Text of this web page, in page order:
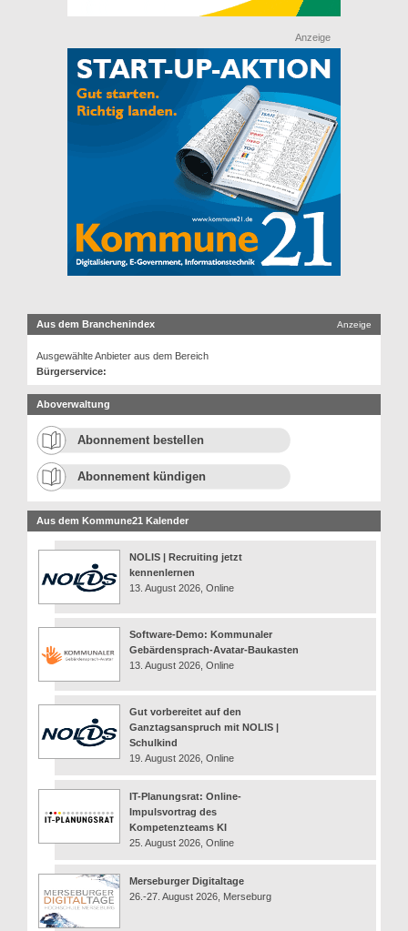
Anzeige
Aus dem Branchenindex Anzeige
Ausgewählte Anbieter aus dem Bereich
Bürgerservice:
Aboverwaltung
Abonnement bestellen
Abonnement kündigen
Aus dem Kommune21 Kalender
NOLIS | Recruiting jetzt
kennenlernen
13. August 2026, Online
Software-Demo: Kommunaler
Gebärdensprach-Avatar-Baukasten
13. August 2026, Online
Gut vorbereitet auf den
Ganztagsanspruch mit NOLIS |
Schulkind
19. August 2026, Online
IT-Planungsrat: Online-
Impulsvortrag des
Kompetenzteams KI
25. August 2026, Online
Merseburger Digitaltage
26.-27. August 2026, Merseburg